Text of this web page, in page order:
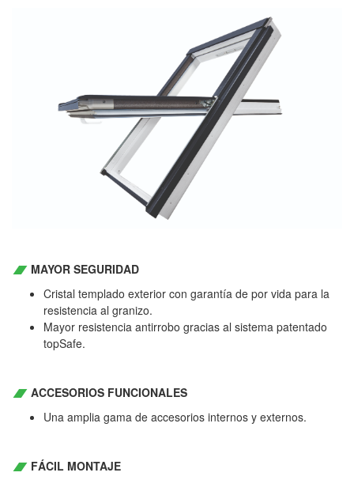
MAYOR SEGURIDAD
Cristal templado exterior con garantía de por vida para la
resistencia al granizo.
Mayor resistencia antirrobo gracias al sistema patentado
topSafe.
ACCESORIOS FUNCIONALES
Una amplia gama de accesorios internos y externos.
FÁCIL MONTAJE